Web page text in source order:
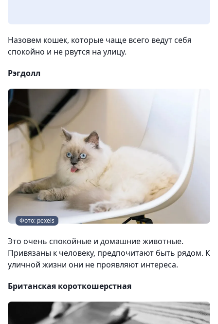
Назовем кошек, которые чаще всего ведут себя
спокойно и не рвутся на улицу.
Рэгдолл
Фото: pexels
Это очень спокойные и домашние животные.
Привязаны к человеку, предпочитают быть рядом. К
уличной жизни они не проявляют интереса.
Британская короткошерстная